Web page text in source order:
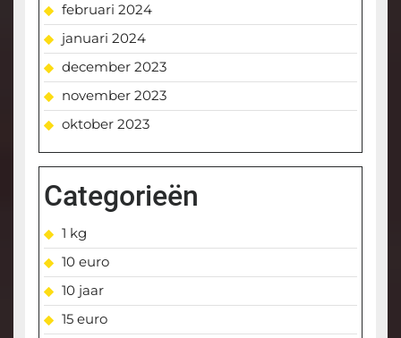
februari 2024
januari 2024
december 2023
november 2023
oktober 2023
Categorieën
1 kg
10 euro
10 jaar
15 euro